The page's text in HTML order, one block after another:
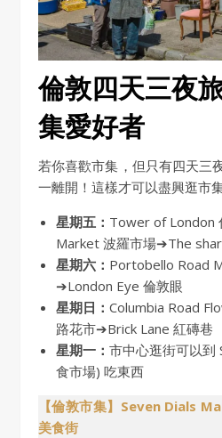
倫敦四天三夜
集愛好者
若你喜歡市集，但只有四天三
一離開！這樣才可以盡興逛市
星期五： Tower of London
Market 波羅市場➔The
星期六： Portobello Road
➔London Eye 倫敦眼
星期日： Columbia Road
路花市➔Brick Lane 紅磚巷
星期一： 市中心逛街可以到
食市場) 吃東西
【倫敦市集】Seven Dials
美食街